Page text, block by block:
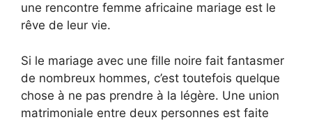
une rencontre femme africaine mariage est le
rêve de leur vie.
Si le mariage avec une fille noire fait fantasmer
de nombreux hommes, c’est toutefois quelque
chose à ne pas prendre à la légère. Une union
matrimoniale entre deux personnes est faite